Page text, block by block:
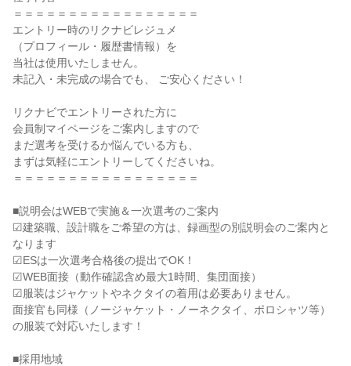
＝＝＝＝＝＝＝＝＝＝＝＝＝＝＝＝＝
エントリー時のリクナビレジュメ
（プロフィール・履歴書情報）を
当社は使用いたしません。
未記入・未完成の場合でも、 ご安心ください！
リクナビでエントリーされた方に
会員制マイページをご案内しますので
まだ選考を受けるか悩んでいる方も、
まずは気軽にエントリーしてくださいね。
＝＝＝＝＝＝＝＝＝＝＝＝＝＝＝＝＝
■説明会はWEBで実施＆一次選考のご案内
☑建築職、設計職をご希望の方は、録画型の別説明会のご案内と
なります
☑ESは一次選考合格後の提出でOK！
☑WEB面接（動作確認含め最大1時間、集団面接）
☑服装はジャケットやネクタイの着用は必要ありません。
面接官も同様（ノージャケット・ノーネクタイ、ポロシャツ等）
の服装で対応いたします！
■採用地域